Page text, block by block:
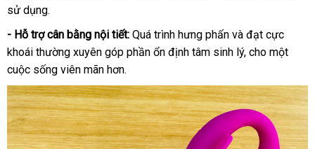
sử dụng.
- Hỗ trợ cân bằng nội tiết: Quá trình hưng phấn và đạt cực
khoái thường xuyên góp phần ổn định tâm sinh lý, cho một
cuộc sống viên mãn hơn.